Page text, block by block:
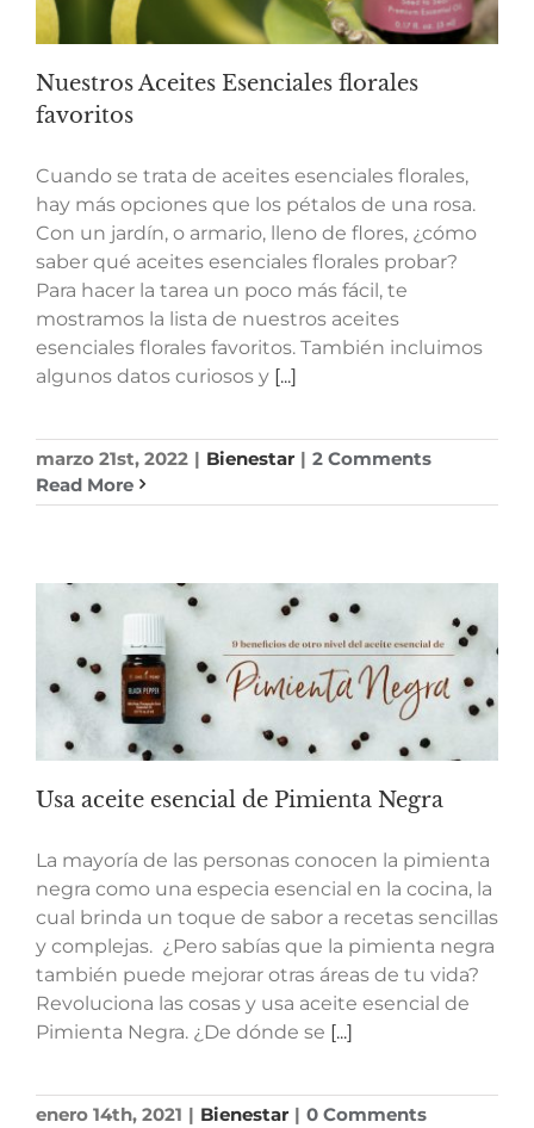
Nuestros Aceites Esenciales florales
favoritos
Cuando se trata de aceites esenciales florales,
hay más opciones que los pétalos de una rosa.
Con un jardín, o armario, lleno de flores, ¿cómo
saber qué aceites esenciales florales probar?
Para hacer la tarea un poco más fácil, te
mostramos la lista de nuestros aceites
esenciales florales favoritos. También incluimos
algunos datos curiosos y [...]
marzo 21st, 2022 | Bienestar | 2 Comments
Read More
Usa aceite esencial de Pimienta Negra
La mayoría de las personas conocen la pimienta
negra como una especia esencial en la cocina, la
cual brinda un toque de sabor a recetas sencillas
y complejas. ¿Pero sabías que la pimienta negra
también puede mejorar otras áreas de tu vida?
Revoluciona las cosas y usa aceite esencial de
Pimienta Negra. ¿De dónde se [...]
enero 14th, 2021 | Bienestar | 0 Comments